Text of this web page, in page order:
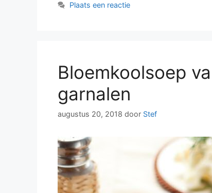
Plaats een reactie
Bloemkoolsoep
garnalen
augustus 20, 2018 door Stef